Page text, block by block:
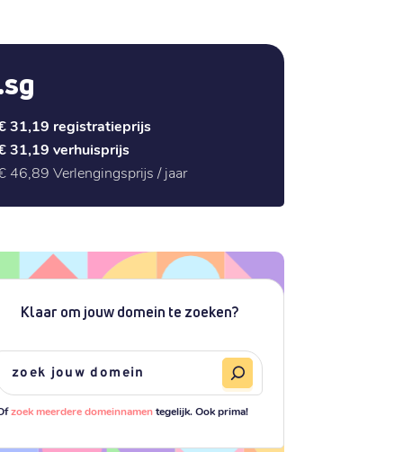
31,19 registratieprijs
31,19 verhuisprijs
46,89 Verlengingsprijs / jaar
Klaar om jouw domein te zoeken?
zoek meerdere domeinnamentegelijk. Ook prima!